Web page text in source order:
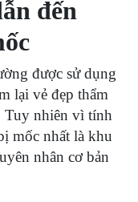
đến
được sử dụng
lại vẻ đẹp thẩm
Tuy nhiên vì tính
mốc nhất là khu
nhân cơ bản